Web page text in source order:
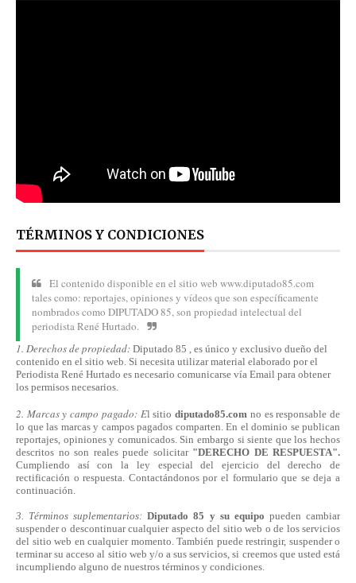
TÉRMINOS Y CONDICIONES
El contenido disponible en el sitio web www.diputado85.com
tales como: reportajes, opiniones y vídeos que son específicamente
nombrados como DIPUTADO 85, son propiedad intelectual del
periodista René Hurtado.
1. Derechos de propiedad: Diputado 85 , es único y exclusivo dueño del
contenido en el sitio web. Si necesita utilizar material elaborado por el
Periodista René Hurtado es necesario comunicarse vía Email para obtener
los permisos necesarios.
2. Marcas y campo pagado: El sitiodiputado85.com no es responsable de
lo que las marcas y campos pagados comparten. En el dominio se publican
reportajes, opiniones y comunicados. Sin embargo si siente que los hechos
descritos no son reales puede solicitar "DERECHO DE RESPUESTA".
Cumpliendo asícon la ley especial del ejercicio del derecho de
rectificación o respuesta. Contactándonospor el formulario que se deja a
continuación.
3. Términos suplementarios:Diputado 85 y su equipo pueden cambiar
suspender o descontinuar cualquier aspecto del sitio web o de los servicios
del sitio web en cualquier momento. También puede restringir, suspender o
terminar su acceso al sitio web y/o a sus servicios, si creemos que usted está
incumpliendo alguno de nuestros términos y condiciones.